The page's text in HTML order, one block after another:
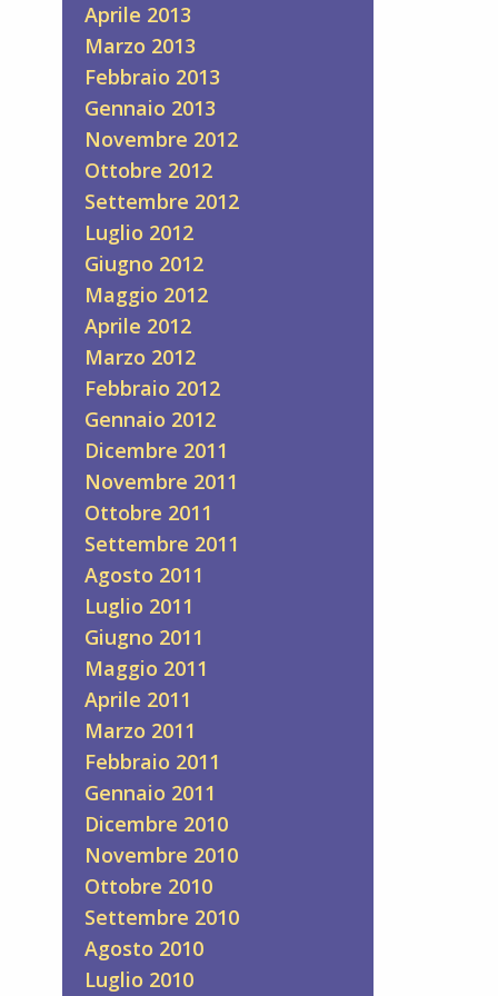
Aprile 2013
Marzo 2013
Febbraio 2013
Gennaio 2013
Novembre 2012
Ottobre 2012
Settembre 2012
Luglio 2012
Giugno 2012
Maggio 2012
Aprile 2012
Marzo 2012
Febbraio 2012
Gennaio 2012
Dicembre 2011
Novembre 2011
Ottobre 2011
Settembre 2011
Agosto 2011
Luglio 2011
Giugno 2011
Maggio 2011
Aprile 2011
Marzo 2011
Febbraio 2011
Gennaio 2011
Dicembre 2010
Novembre 2010
Ottobre 2010
Settembre 2010
Agosto 2010
Luglio 2010